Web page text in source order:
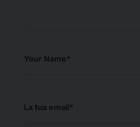
Your Name*
La tua email*